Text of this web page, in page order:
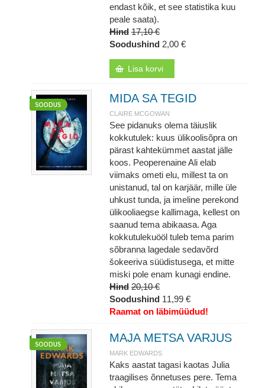
endast kõik, et see statistika kuu
peale saata).
Hind 17,10 €
Soodushind 2,00 €
Lisa korvi
MIDA SA TEGID
CLAIRE MCGOWAN
See pidanuks olema täiuslik
kokkutulek: kuus ülikoolisõpra on
pärast kahtekümmet aastat jälle
koos. Peoperenaine Ali elab
viimaks ometi elu, millest ta on
unistanud, tal on karjäär, mille üle
uhkust tunda, ja imeline perekond
ülikooliaegse kallimaga, kellest on
saanud tema abikaasa. Aga
kokkutulekuööl tuleb tema parim
sõbranna lagedale sedavõrd
šokeeriva süüdistusega, et mitte
miski pole enam kunagi endine.
Hind 20,10 €
Soodushind 11,99 €
Raamat on läbimüüdud!
MAJA METSA VARJUS
MARK EDWARDS
Kaks aastat tagasi kaotas Julia
traagilises õnnetuses pere. Tema